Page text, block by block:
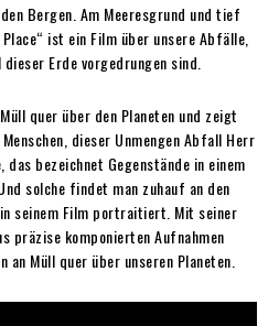
Bergen. Am Meeresgrund und tief
ist ein Film über unsere Abfälle,
Erde vorgedrungen sind.
quer über den Planeten und zeigt
dieser Unmengen Abfall Herr
bezeichnet Gegenstände in einem
solche findet man zuhauf an den
seinem Film portraitiert. Mit seiner
präzise komponierten Aufnahmen
Müll quer über unseren Planeten.